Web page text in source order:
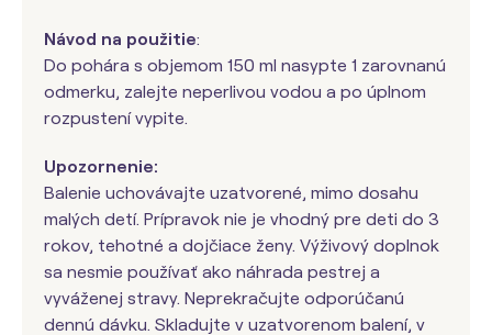
Návod na použitie:
Do pohára s objemom 150 ml nasypte 1 zarovnanú
odmerku, zalejte neperlivou vodou a po úplnom
rozpustení vypite.
Upozornenie:
Balenie uchovávajte uzatvorené, mimo dosahu
malých detí. Prípravok nie je vhodný pre deti do 3
rokov, tehotné a dojčiace ženy. Výživový doplnok
sa nesmie používať ako náhrada pestrej a
vyváženej stravy. Neprekračujte odporúčanú
dennú dávku. Skladujte v uzatvorenom balení, v